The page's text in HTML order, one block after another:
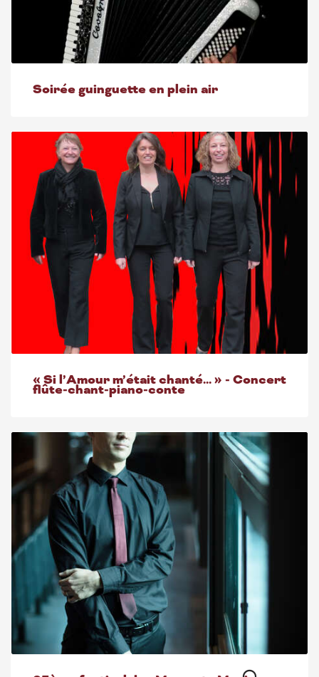
Soirée guinguette en plein air
« Si l’Amour m’était chanté... » - Concert
flûte-chant-piano-conte